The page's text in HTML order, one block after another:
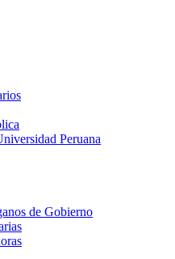
Peruana
de Gobierno